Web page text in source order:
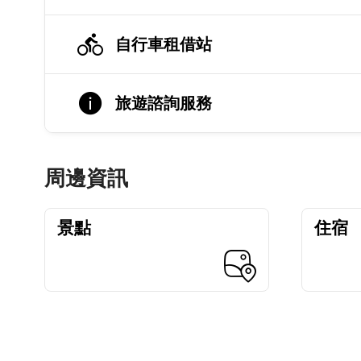
自行車租借站
旅遊諮詢服務
周邊資訊
景點 住宿